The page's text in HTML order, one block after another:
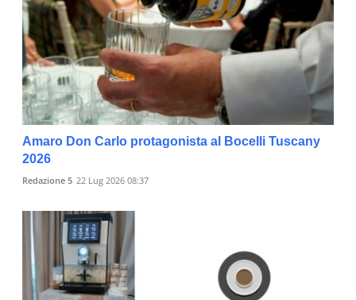
Amaro Don Carlo protagonista al Bocelli Tuscany
2026
Redazione 5 22 Lug 2026 08:37